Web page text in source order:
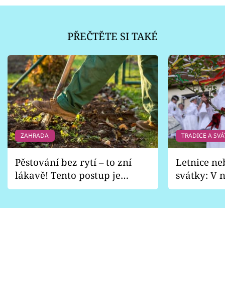
PŘEČTĚTE SI TAKÉ
ZAHRADA
Pěstování bez rytí – to zní
lákavě! Tento postup je
vhodný jen pro některé
TRADICE A
Letnice
svátky: V
pondělí